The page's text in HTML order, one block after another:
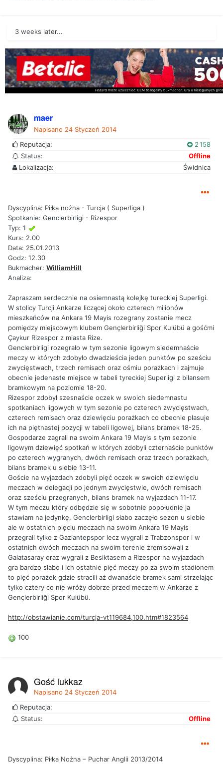
3 weeks later...
maer
Napisano 24 Styczeń 2014
Reputacja:
2 158
Status:
Offline
Lokalizacja:
Świdnica
Dyscyplina: Piłka nożna - Turcja ( Superliga )
Spotkanie: Genclerbirligi - Rizespor
Typ: 1
Kurs: 2.00
Data: 25.01.2013
Godz: 12.30
Bukmacher: WilliamHill
Analiza:
Zapraszam serdecznie na osiemnastą kolejkę tureckiej Superligi.
W stolicy Turcji Ankarze liczącej około czterech milionów
mieszkańców na Ankara 19 Mayis rozegrany zostanie mecz
pomiędzy miejscowym klubem Gençlerbirliği Spor Kulübü a gośćmi
Çaykur Rizespor z miasta Rize.
Genclerbirligi rozegrało w tym sezonie ligowym siedemnaście
meczy w których zdobyło dwadzieścia jeden punktów po sześciu
zwycięstwach, trzech remisach oraz ośmiu porażkach i zajmuje
obecnie jedenaste miejsce w tabeli tyreckiej Superligi z bilansem
bramkowym na poziomie 18-20.
Rizespor zdobył szesnaście oczek w swoich siedemnastu
spotkaniach ligowych w tym sezonie po czterech zwycięstwach,
czterech remisach oraz dziewięciu porażkach co obecnie plasuje
ich na piętnastej pozycji w tabeli ligowej, bilans bramek 18-25.
Gospodarze zagrali na swoim Ankara 19 Mayis s tym sezonie
ligowym dziewięć spotkań w których zdobyli czternaście punktów
po czterech wygranych, dwóch remisach oraz trzech porażkach,
bilans bramek u siebie 13-11.
Goście na wyjazdach zdobyli pięć oczek w swoich dziewięciu
meczach w delegacji po jednym zwycięstwie, dwóch remisach
oraz sześciu przegranych, bilans bramek na wyjazdach 11-17.
W tym meczu który odbędzie się w sobotnie popołudnie ja
stawiam na jedynkę, Genclerbirligi słabo zaczęło sezon u siebie
ale w ostatnich pięciu meczach na swoim Ankara 19 Mayis
przegrali tylko z Gaziantepspor lecz wygrali z Trabzonspor i w
ostatnich dwóch meczach na swoim terenie zremisowali z
Galatasaray oraz wygrali z Besiktasem a Rizespor na wyjazdach
gra bardzo słabo i ich ostatnie pięć meczy po za swoim stadionem
to pięć porażek gdzie stracili aż dwanaście bramek sami strzelając
tylko cztery co nie wróży dobrze przed meczem w Ankarze z
Gençlerbirliği Spor Kulübü.
http://obstawianie.com/turcja-vt119684,100.htm#1823564
100
Gość lukkaz
Napisano 24 Styczeń 2014
Reputacja:
Status:
Offline
Dyscyplina: Piłka Nożna – Puchar Anglii 2013/2014